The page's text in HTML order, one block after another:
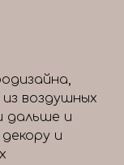
воздушных
дальше и
и